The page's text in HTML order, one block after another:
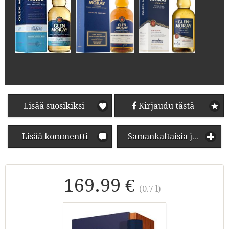
Lisää suosikiksi Kirjaudu tästä
Lisää kommentti Samankaltaisia juomia
169.99 € (0.7 l)